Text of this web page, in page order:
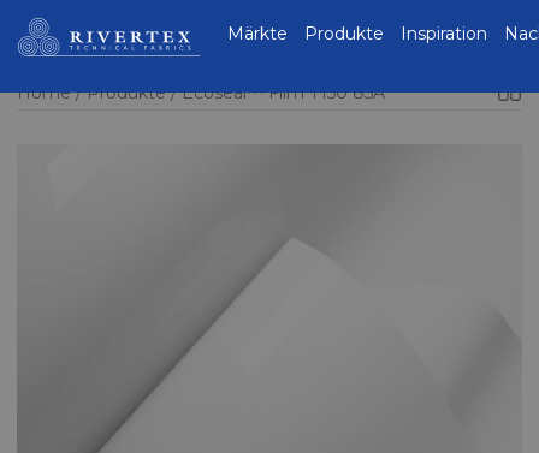
Home Produkte Ecoseal™ Film T150 85A
Rivertex Technical
Fabrics Group
Märkte Produkte Inspiration